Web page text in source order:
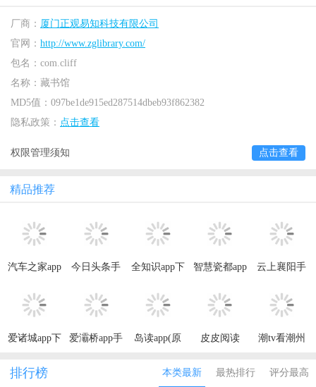
厂商： 厦门正观易知科技有限公司
官网： http://www.zglibrary.com/
包名： com.cliff
名称： 藏书馆
MD5值： 097be1de915ed287514dbeb93f862382
隐私政策： 点击查看
权限管理须知 点击查看
精品推荐
汽车之家app
今日头条手
全知识app下
名全历史)
智慧瓷都app
云上襄阳手
爱诸城app下
版最新2023
官方版
爱灞桥app手
岛读app(原
皮皮阅读
版最新2023
潮tv看潮州
排行榜 本类最新 最热排行 评分最高